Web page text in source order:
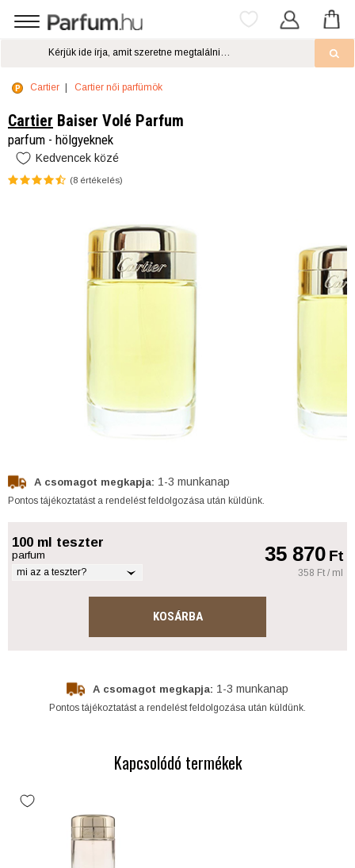
Cartier Cartier női parfümök
Cartier Baiser Volé Parfum
parfum - hölgyeknek
Kedvencek közé
(8 értékelés)
A csomagot megkapja: 1-3 munkanap
Pontos tájékoztatást a rendelést feldolgozása után küldünk.
100 ml teszter
parfum
mi az a teszter?
35 870Ft
358 Ft / ml
KOSÁRBA
A csomagot megkapja: 1-3 munkanap
Pontos tájékoztatást a rendelést feldolgozása után küldünk.
Kapcsolódó termékek